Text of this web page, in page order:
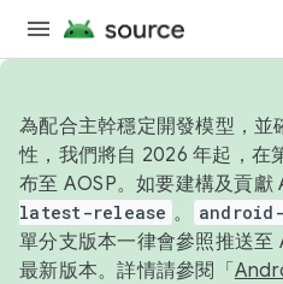
為配合主幹穩定開發模型，並
性，我們將自 2026 年起，在
布至 AOSP。如要建構及貢獻
latest-release 。
單分支版本一律會參照推送
最新版本。詳情請參閱「